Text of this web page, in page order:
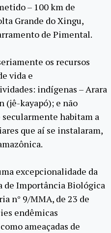
– 100 km de
Grande do Xingu,
de Pimental.
os recursos
vida e
indígenas – Arara
(jê-kayapó); e não
habitam a
que aí se instalaram,
excepcionalidade da
de Importância Biológica
n° 9/MMA, de 23 de
endêmicas
ameaçadas de